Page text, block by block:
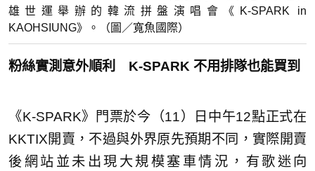
雄世運舉辦的韓流拼盤演唱會《K-SPARK in
KAOHSIUNG》。（圖／寬魚國際）
粉絲實測意外順利 K-SPARK 不用排隊也能買到
《K-SPARK》門票於今（11）日中午12點正式在
KKTIX開賣，不過與外界原先預期不同，實際開賣
後網站並未出現大規模塞車情況，有歌迷向